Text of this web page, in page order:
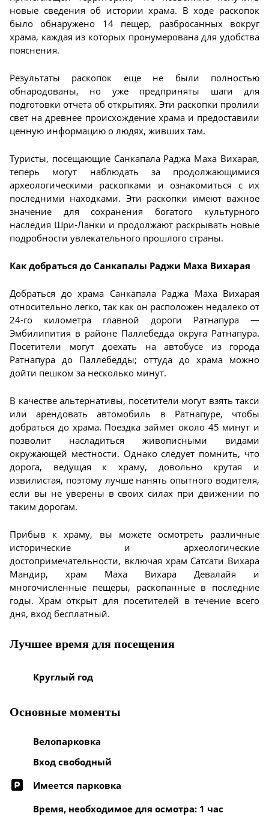
новые сведения об истории храма. В ходе раскопок
было обнаружено 14 пещер, разбросанных вокруг
храма, каждая из которых пронумерована для удобства
пояснения.
Результаты раскопок еще не были полностью
обнародованы, но уже предприняты шаги для
подготовки отчета об открытиях. Эти раскопки пролили
свет на древнее происхождение храма и предоставили
ценную информацию о людях, живших там.
Туристы, посещающие Санкапала Раджа Маха Вихарая,
теперь могут наблюдать за продолжающимися
археологическими раскопками и ознакомиться с их
последними находками. Эти раскопки имеют важное
значение для сохранения богатого культурного
наследия Шри-Ланки и продолжают раскрывать новые
подробности увлекательного прошлого страны.
Как добраться до Санкапалы Раджи Маха Вихарая
Добраться до храма Санкапала Раджа Маха Вихарая
относительно легко, так как он расположен недалеко от
24-го километра главной дороги Ратнапура —
Эмбилипития в районе Паллебедда округа Ратнапура.
Посетители могут доехать на автобусе из города
Ратнапура до Паллебедды; оттуда до храма можно
дойти пешком за несколько минут.
В качестве альтернативы, посетители могут взять такси
или арендовать автомобиль в Ратнапуре, чтобы
добраться до храма. Поездка займет около 45 минут и
позволит насладиться живописными видами
окружающей местности. Однако следует помнить, что
дорога, ведущая к храму, довольно крутая и
извилистая, поэтому лучше нанять опытного водителя,
если вы не уверены в своих силах при движении по
таким дорогам.
Прибыв к храму, вы можете осмотреть различные
исторические и археологические
достопримечательности, включая храм Сатсати Вихара
Мандир, храм Маха Вихара Девалайя и
многочисленные пещеры, раскопанные в последние
годы. Храм открыт для посетителей в течение всего
дня, вход бесплатный.
Лучшее время для посещения
Круглый год
Основные моменты
Велопарковка
Вход свободный
Имеется парковка
Время, необходимое для осмотра: 1 час